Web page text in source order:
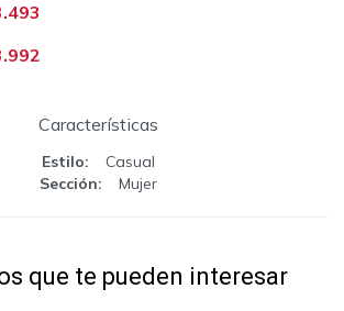
Características
Estilo
Casual
Sección
Mujer
que te pueden interesar